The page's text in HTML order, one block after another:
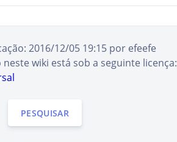
2016/12/05 19:15 por efeefe
wiki está sob a seguinte licença:
PESQUISAR